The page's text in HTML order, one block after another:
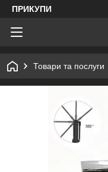
ПРИКУПИ
Товари та послуги